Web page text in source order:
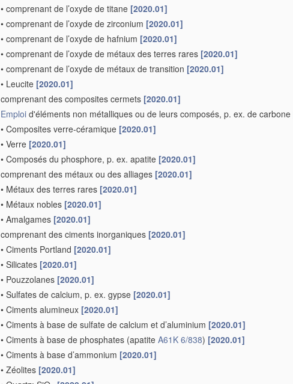
• comprenant de l’oxyde de titane [2020.01]
• comprenant de l’oxyde de zirconium [2020.01]
• comprenant de l’oxyde de hafnium [2020.01]
• comprenant de l’oxyde de métaux des terres rares [2020.01]
• comprenant de l’oxyde de métaux de transition [2020.01]
• Leucite [2020.01]
comprenant des composites cermets [2020.01]
Emploi d'éléments non métalliques ou de leurs composés, p. ex. de carbone
• Composites verre-céramique [2020.01]
• Verre [2020.01]
• Composés du phosphore, p. ex. apatite [2020.01]
comprenant des métaux ou des alliages [2020.01]
• Métaux des terres rares [2020.01]
• Métaux nobles [2020.01]
• Amalgames [2020.01]
comprenant des ciments inorganiques [2020.01]
• Ciments Portland [2020.01]
• Silicates [2020.01]
• Pouzzolanes [2020.01]
• Sulfates de calcium, p. ex. gypse [2020.01]
• Ciments alumineux [2020.01]
• Ciments à base de sulfate de calcium et d’aluminium [2020.01]
• Ciments à base de phosphates (apatite A61K 6/838) [2020.01]
• Ciments à base d’ammonium [2020.01]
• Zéolites [2020.01]